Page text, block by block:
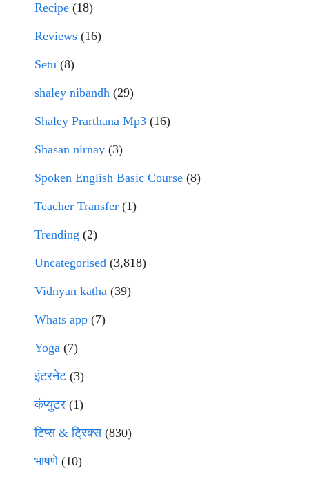
Recipe (18)
Reviews (16)
Setu (8)
shaley nibandh (29)
Shaley Prarthana Mp3 (16)
Shasan nirnay (3)
Spoken English Basic Course (8)
Teacher Transfer (1)
Trending (2)
Uncategorised (3,818)
Vidnyan katha (39)
Whats app (7)
Yoga (7)
इंटरनेट(3)
कंप्युटर (1)
टिप्स & ट्रिक्स(830)
भाषणे(10)